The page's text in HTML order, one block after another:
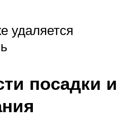
удаляется
посадки и